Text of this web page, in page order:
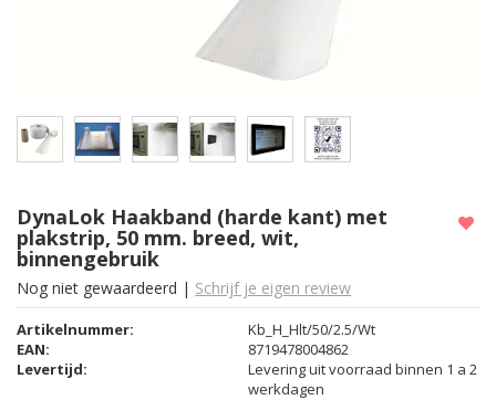
DynaLok Haakband (harde kant) met
plakstrip, 50 mm. breed, wit,
binnengebruik
Nog niet gewaardeerd | Schrijf je eigen review
Artikelnummer:
Kb_H_Hlt/50/2.5/Wt
EAN:
8719478004862
Levertijd:
Levering uit voorraad binnen 1 a 2
werkdagen